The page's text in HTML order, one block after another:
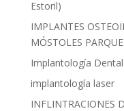
Estoril)
IMPLANTES
MÓSTOLES PARQUE
Implantología
implantología laser
INFLINTRACIONES